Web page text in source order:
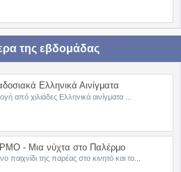
της εβδομάδας
Ελληνικά Αινίγματα
από χιλιάδες Ελληνικά αινίγματα ...
- Μια νύχτα στο Παλέρμο
παιχνίδι της παρέας στο κινητό και το...